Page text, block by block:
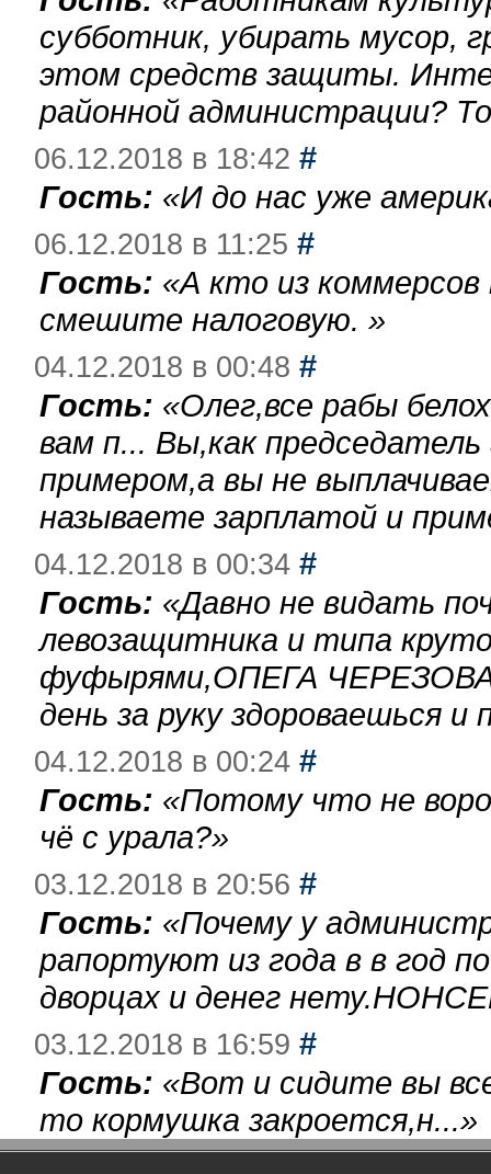
субботник, убирать мусор,
этом средств защиты.
районной администрации?
06.12.2018 в 18:42 #
Гость: «И до нас уже
06.12.2018 в 11:25 #
Гость: «А кто из
смешите налоговую. »
04.12.2018 в 00:48 #
Гость: «Олег,все рабы
вам п... Вы,как
примером,а вы не
называете зарплатой и
04.12.2018 в 00:34 #
Гость: «Давно не видать
левозащитника и типа
фуфырями,ОПЕГА
день за руку здороваешься
04.12.2018 в 00:24 #
Гость: «Потому что не
чё с урала?»
03.12.2018 в 20:56 #
Гость: «Почему у
рапортуют из года в в год
дворцах и денег
03.12.2018 в 16:59 #
Гость: «Вот и сидите вы
то кормушка закроется,н...»